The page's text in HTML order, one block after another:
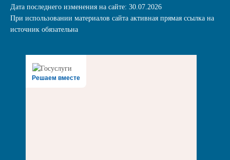
Дата последнего изменения на сайте: 30.07.2026
При использовании материалов сайта активная прямая ссылка на
источник обязательна
Решаем вместе